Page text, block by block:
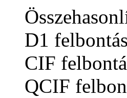
D1
CIF
QCIF